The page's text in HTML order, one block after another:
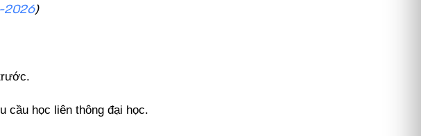
2026)
cầu học liên thông đại học.